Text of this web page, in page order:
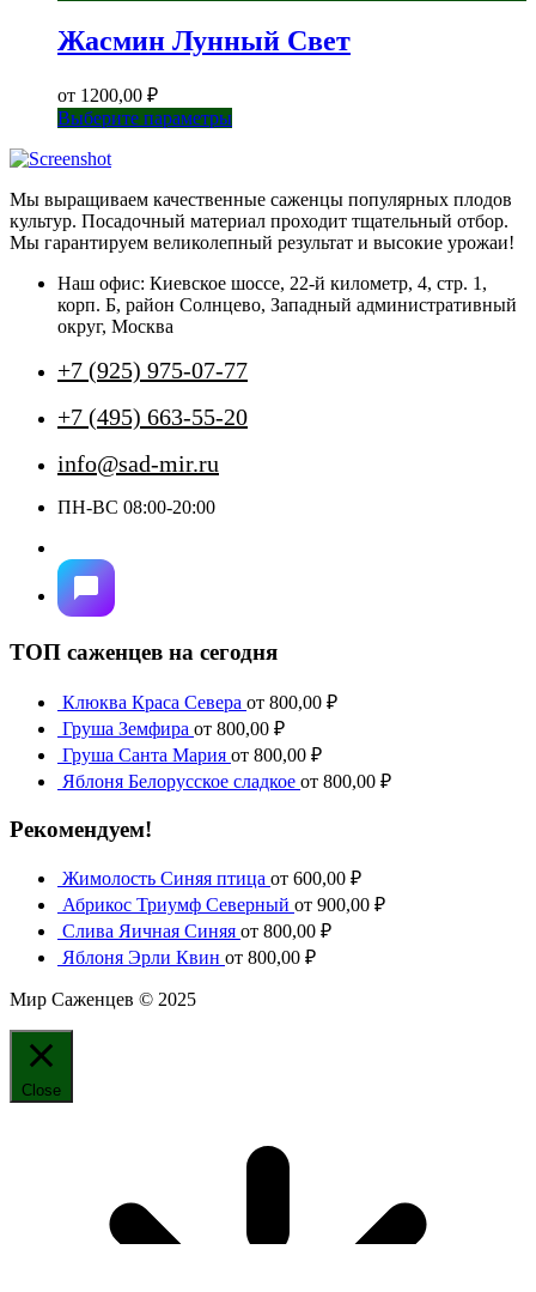
Жасмин Лунный Свет
от 1200,00 ₽
Выберите параметрыЭтот
вариаций.
Опции
можно
на
странице
Мы выращиваем качественные саженцы популярных плодов
культур. Посадочный материал проходит тщательный отбор.
Мы гарантируем великолепный результат и высокие урожаи!
Наш офис: Киевское шоссе, 22-й километр, 4, стр. 1,
корп. Б, район Солнцево, Западный административный
округ, Москва
+7 (925) 975-07-77
+7 (495) 663-55-20
info@sad-mir.ru
ПН-ВС 08:00-20:00
ТОП саженцев на сегодня
Клюква Краса Севера от 800,00 ₽
Груша Земфира от 800,00 ₽
Груша Санта Мария от 800,00 ₽
Яблоня Белорусское сладкое от 800,00 ₽
Рекомендуем!
Жимолость Синяя птица от 600,00 ₽
Абрикос Триумф Северный от 900,00 ₽
Слива Яичная Синяя от 800,00 ₽
Яблоня Эрли Квин от 800,00 ₽
Мир Саженцев © 2025
Close